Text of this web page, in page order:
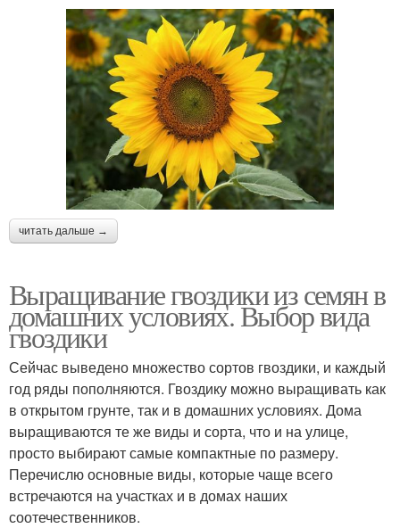
Тимьян в открытый
грунт
Рассады в грунт
читать дальше →
Выращивание гвоздики из семян в
домашних условиях. Выбор вида
гвоздики
Сейчас выведено множество сортов гвоздики, и каждый
год ряды пополняются. Гвоздику можно выращивать как
в открытом грунте, так и в домашних условиях. Дома
выращиваются те же виды и сорта, что и на улице,
просто выбирают самые компактные по размеру.
Перечислю основные виды, которые чаще всего
встречаются на участках и в домах наших
соотечественников.